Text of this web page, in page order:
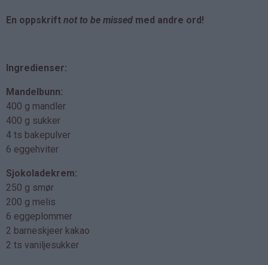
En oppskrift not to be missed med andre ord!
Ingredienser:
Mandelbunn:
400 g mandler
400 g sukker
4 ts bakepulver
6 eggehviter
Sjokoladekrem:
250 g smør
200 g melis
6 eggeplommer
2 barneskjeer kakao
2 ts vaniljesukker